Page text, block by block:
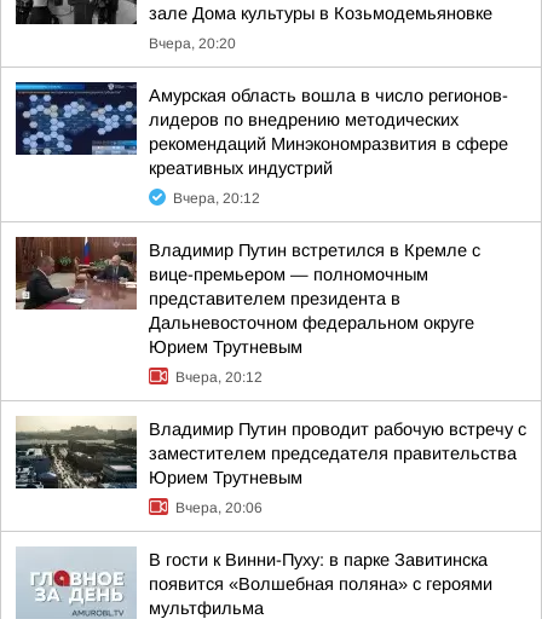
зале Дома культуры в Козьмодемьяновке
Вчера, 20:20
Амурская область вошла в число регионов-
лидеров по внедрению методических
рекомендаций Минэкономразвития в сфере
креативных индустрий
Вчера, 20:12
Владимир Путин встретился в Кремле с
вице-премьером — полномочным
представителем президента в
Дальневосточном федеральном округе
Юрием Трутневым
Вчера, 20:12
Владимир Путин проводит рабочую встречу с
заместителем председателя правительства
Юрием Трутневым
Вчера, 20:06
В гости к Винни-Пуху: в парке Завитинска
появится «Волшебная поляна» с героями
мультфильма